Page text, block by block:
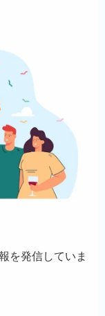
を発信していま